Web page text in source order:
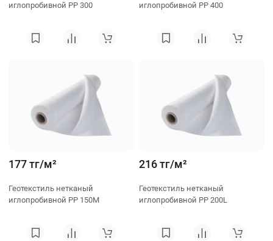
иглопробивной PP 300
иглопробивной PP 400
177 тг/м²
Геотекстиль нетканый
иглопробивной PP 150M
216 тг/м²
Геотекстиль нетканый
иглопробивной PP 200L